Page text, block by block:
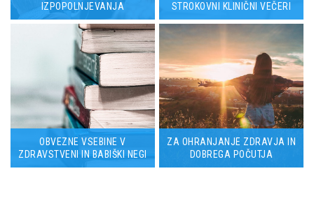
IZPOPOLNJEVANJA
STROKOVNI KLINIČNI VEČERI
OBVEZNE VSEBINE V
ZDRAVSTVENI IN BABIŠKI NEGI
ZA OHRANJANJE ZDRAVJA IN
DOBREGA POČUTJA